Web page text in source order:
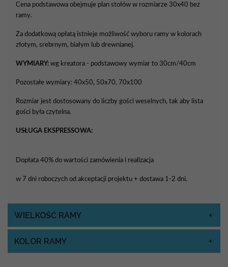
Cena podstawowa obejmuje plan stołów w rozmiarze 30x40 bez
ramy.
Za dodatkową opłatą istnieje możliwość wyboru ramy w kolorach
złotym, srebrnym, białym lub drewnianej.
WYMIARY: wg kreatora - podstawowy wymiar to 30cm/40cm
Pozostałe wymiary: 40x50, 50x70, 70x100
Rozmiar jest dostosowany do liczby gości weselnych, tak aby lista
gości była czytelna.
USŁUGA EKSPRESSOWA:
Dopłata 40% do wartości zamówienia i realizacja
w 7 dni roboczych od akceptacji projektu + dostawa 1-2 dni.
WIELKOŚĆ RAMY
KOLOR RAMY